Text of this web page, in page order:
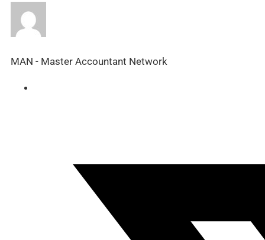
MAN - Master Accountant Network